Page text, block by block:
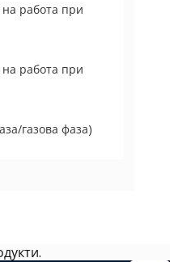
работа при
работа при
газова фаза)